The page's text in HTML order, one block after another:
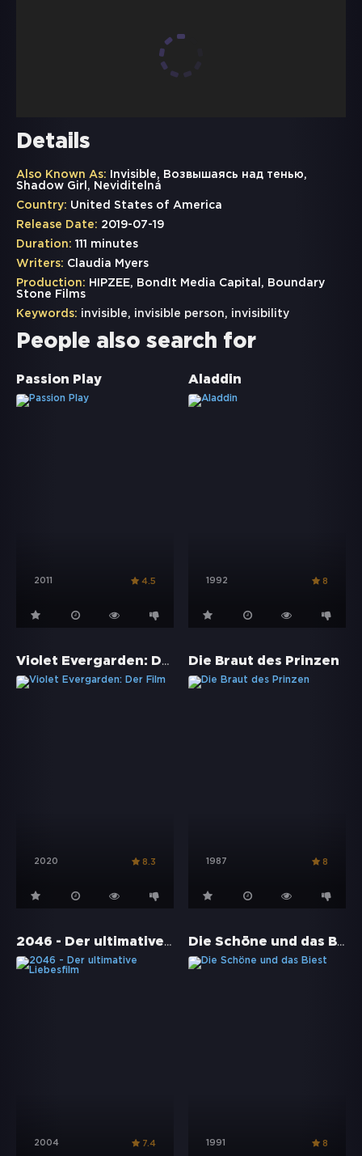
Details
Also Known As: Invisible, Возвышаясь над тенью,
Shadow Girl, Neviditelná
Country: United States of America
Release Date: 2019-07-19
Duration: 111 minutes
Writers: Claudia Myers
Production: HIPZEE, BondIt Media Capital, Boundary
Stone Films
Keywords:
invisible, invisible person, invisibility
People also search for
Passion Play
2011 4.5
Aladdin
1992 8
Violet Evergarden: Der Film
2020 8.3
Die Braut des Prinzen
1987 8
2046 - Der ultimative Liebesfilm
2004 7.4
Die Schöne und das Biest
1991 8